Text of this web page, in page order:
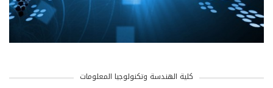
كلية الهندسة وتكنولوجيا المعلومات